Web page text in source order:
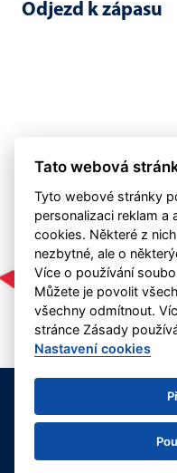
Odjezd k zápasu
1.
kontakt:
Deklarace o ochraně
Tato webová
Tyto webové stránky
personalizaci reklam a
cookies. Některé z
nezbytné, ale o
Více o používání
Můžete je povolit
všechny odmítnout.
stránce Zásady
Nastavení cookies